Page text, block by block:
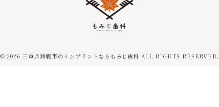
© 2026 三重県鈴鹿市のインプラントならもみじ歯科 ALL RIGHTS RESERVED.